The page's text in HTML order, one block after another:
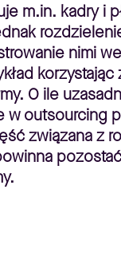
m.in. kadry i
nimi
korzystając
O ile
w outsourcing
związana z